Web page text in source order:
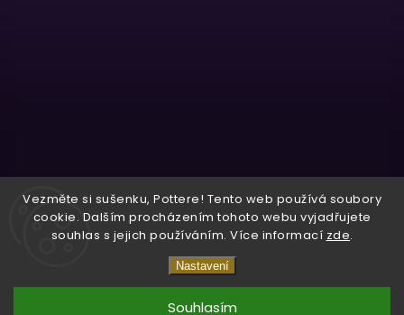
Vezměte si sušenku, Pottere! Tento web používá soubory
cookie. Dalším procházením tohoto webu vyjadřujete
souhlas s jejich používáním. Více informací zde.
Nastavení
Souhlasím
Sledovat na Instagramu
Copyright 2026Wizardo. Všechna práva vyhrazena.
| DesignShoptak.cz.